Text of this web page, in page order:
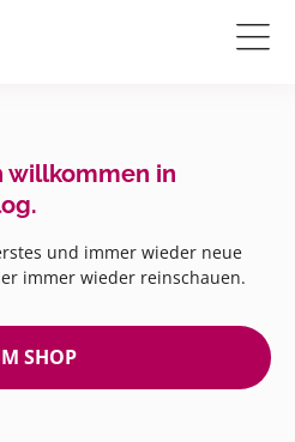
willkommen in
und immer wieder neue
immer wieder reinschauen.
SHOP